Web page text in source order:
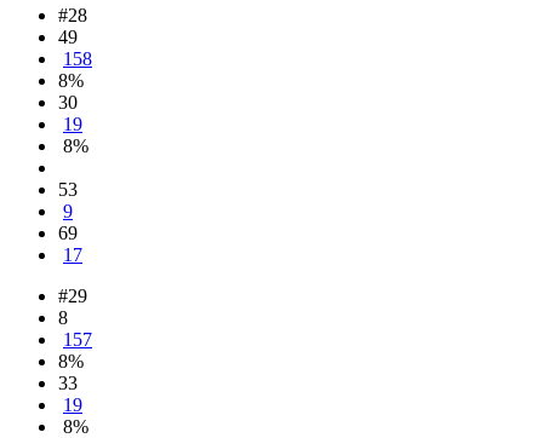
#28
49
158
8%
30
19
8%
53
9
69
17
#29
8
157
8%
33
19
8%